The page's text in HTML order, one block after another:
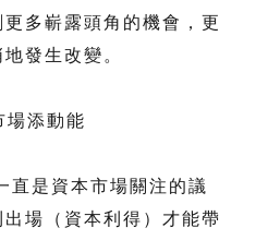
更多嶄露頭角的機會，更
發生改變。
場添動能
直是資本市場關注的議
場（資本利得）才能帶